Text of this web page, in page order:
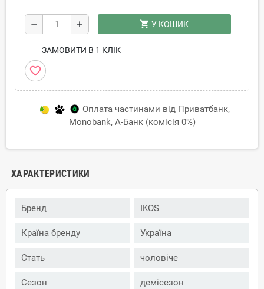
remove add shopping_cart У КОШИК
ЗАМОВИТИ В 1 КЛІК
favorite_border
Оплата частинами від Приватбанк,
Monobank, А-Банк (комісія 0%)
ХАРАКТЕРИСТИКИ
Бренд IKOS
Країна бренду Україна
Стать чоловіче
Сезон демісезон